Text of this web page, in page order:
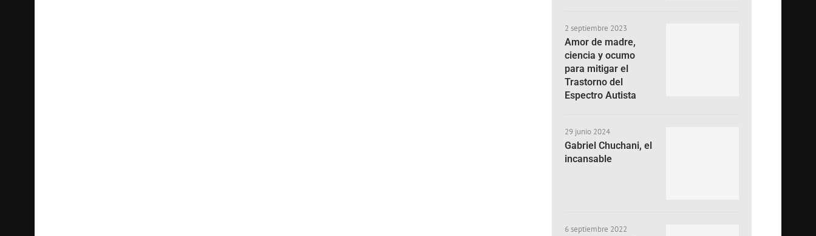
2 septiembre 2023
Amor de madre,
ciencia y ocumo
para mitigar el
Trastorno del
Espectro Autista
29 junio 2024
Gabriel Chuchani, el
incansable
6 septiembre 2022